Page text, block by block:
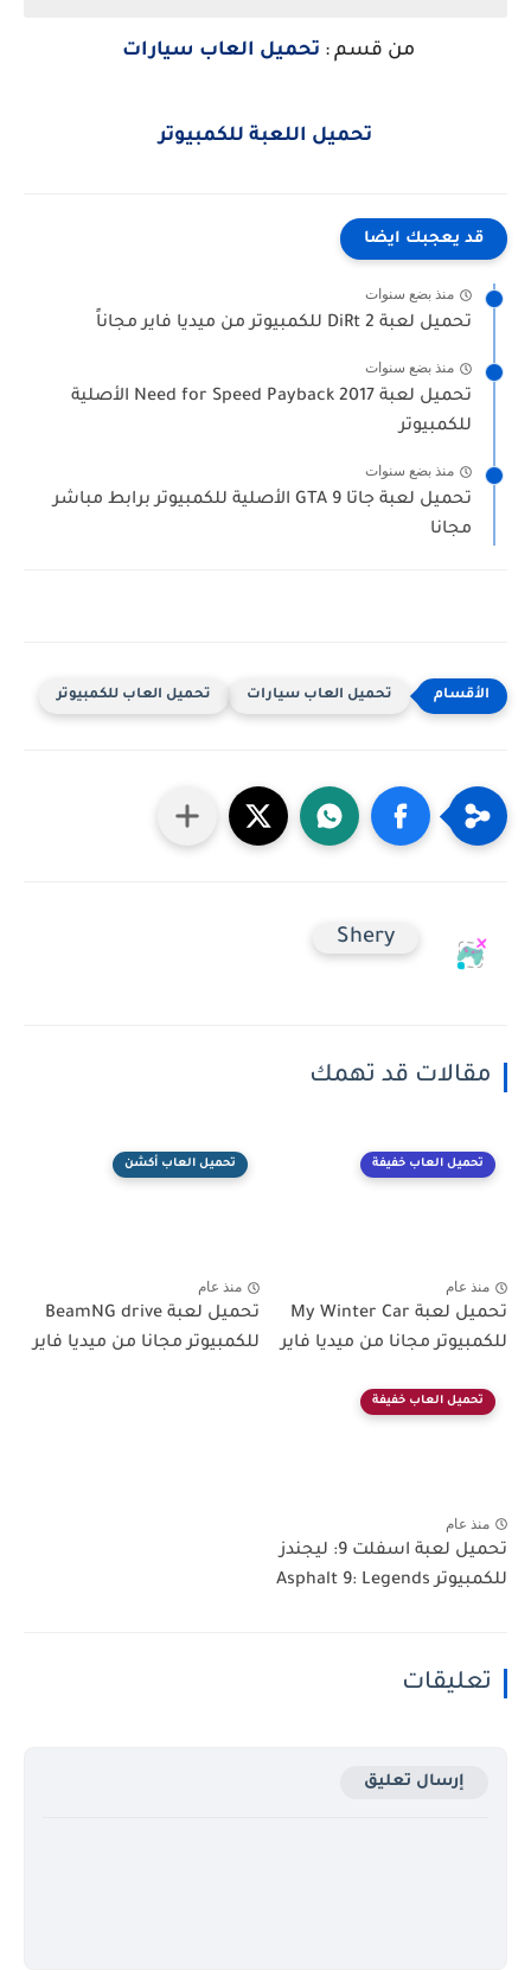
من قسم : تحميل العاب سيارات
تحميل اللعبة للكمبيوتر
قد يعجبك ايضا
منذ بضع سنوات
تحميل لعبة DiRt 2 للكمبيوتر من ميديا فاير مجاناً
منذ بضع سنوات
تحميل لعبة Need for Speed Payback 2017 الأصلية
للكمبيوتر
منذ بضع سنوات
تحميل لعبة جاتا 9 GTA الأصلية للكمبيوتر برابط مباشر
مجانا
تحميل العاب سيارات تحميل العاب للكمبيوتر
Shery
مقالات قد تهمك
تحميل العاب خفيفة
منذ عام
تحميل لعبة My Winter Car
للكمبيوتر مجانا من ميديا فاير
تحميل العاب أكشن
منذ عام
تحميل لعبة BeamNG drive
للكمبيوتر مجانا من ميديا فاير
تحميل العاب خفيفة
منذ عام
تحميل لعبة اسفلت 9: ليجندز
للكمبيوتر Asphalt 9: Legends
تعليقات
إرسال تعليق